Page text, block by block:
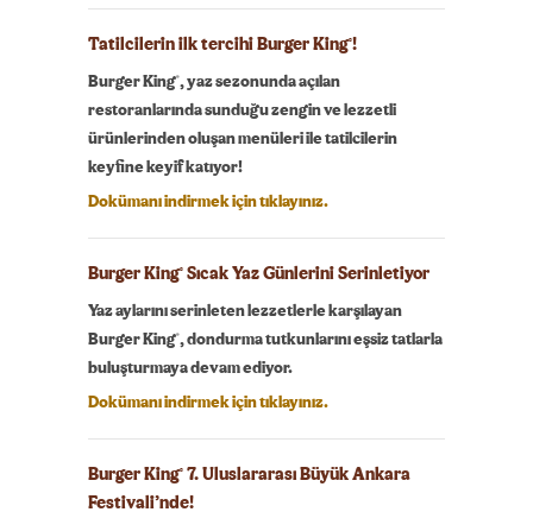
Tatilcilerin ilk tercihi Burger King®!
Burger King®, yaz sezonunda açılan
restoranlarında sunduğu zengin ve lezzetli
ürünlerinden oluşan menüleri ile tatilcilerin
keyfine keyif katıyor!
Dokümanı indirmek için tıklayınız.
Burger King® Sıcak Yaz Günlerini Serinletiyor
Yaz aylarını serinleten lezzetlerle karşılayan
Burger King®, dondurma tutkunlarını eşsiz tatlarla
buluşturmaya devam ediyor.
Dokümanı indirmek için tıklayınız.
Burger King® 7. Uluslararası Büyük Ankara
Festivali’nde!